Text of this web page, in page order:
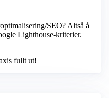
SEO? Altså å
Lighthouse-kriterier.
fullt ut!